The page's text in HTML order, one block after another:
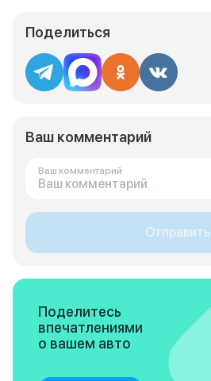
Поделиться
Ваш комментарий
Ваш комментарий
Отправить
Поделитесь
впечатлениями
о вашем авто